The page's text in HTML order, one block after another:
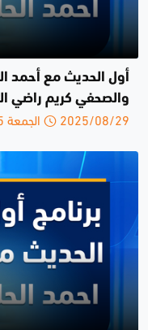
أول الحديث مع أحمد
والصحفي كريم راضي
2025/08/29 الجمعة 18:55 م